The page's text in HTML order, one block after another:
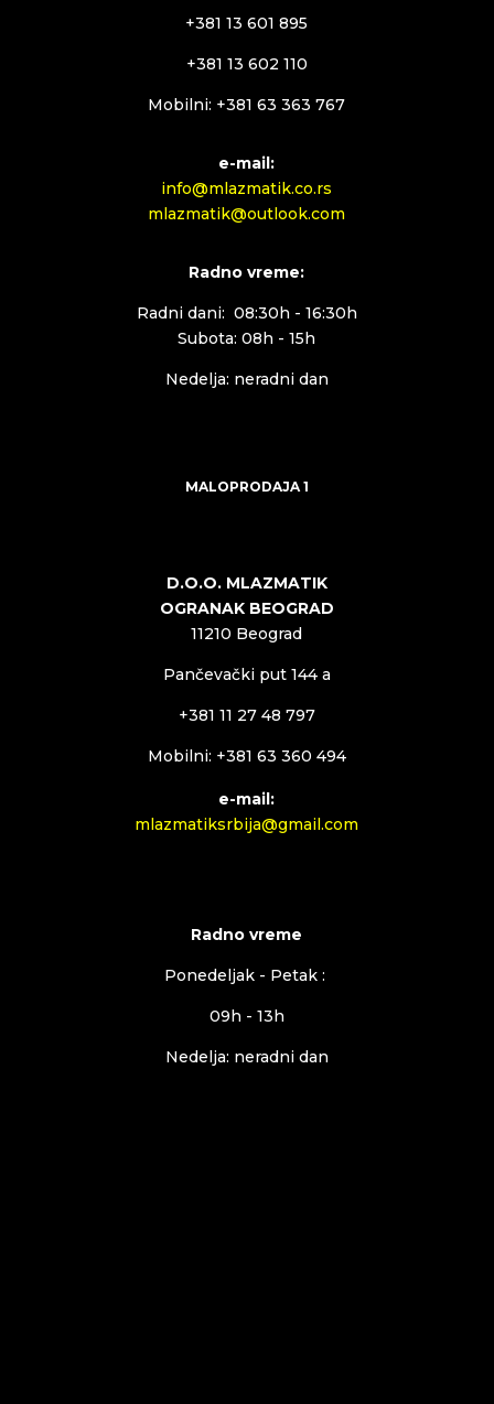
+381 13 601 895
+381 13 602 110
Mobilni: +381 63 363 767
e-mail:
info@mlazmatik.co.rs
mlazmatik@outlook.com
Radno vreme:
Radni dani: 08:30h - 16:30h
Subota: 08h - 15h
Nedelja: neradni dan
MALOPRODAJA 1
D.O.O. MLAZMATIK
OGRANAK BEOGRAD
11210 Beograd
Pančevački put 144 a
+381 11 27 48 797
Mobilni: +381 63 360 494
e-mail:
mlazmatiksrbija@gmail.com
Radno vreme
Ponedeljak - Petak :
09h - 13h
Nedelja: neradni dan